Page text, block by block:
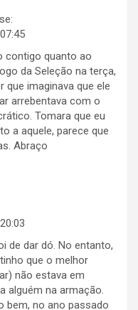
contigo quanto ao
da Seleção na terça,
que imaginava que ele
arrebentava com o
Tomara que eu
a aquele, parece que
Abraço
de dar dó. No entanto,
que o melhor
não estava em
alguém na armação.
bem, no ano passado